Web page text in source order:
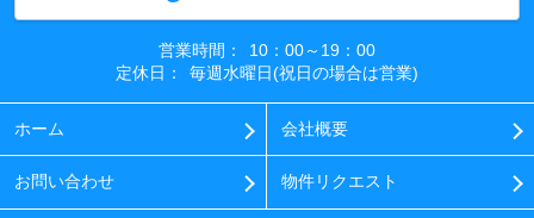
営業時間：
10：00～19：00
定休日：
毎週水曜日(祝日の場合は営業)
ホーム 会社概要
お問い合わせ 物件リクエスト